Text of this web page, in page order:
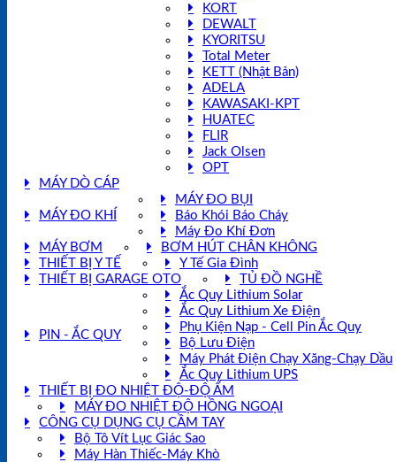
KORT
DEWALT
KYORITSU
Total Meter
KETT (Nhật Bản)
ADELA
KAWASAKI-KPT
HUATEC
FLIR
Jack Olsen
OPT
MÁY DÒ CÁP
MÁY ĐO KHÍ
MÁY ĐO BỤI
Báo Khói Báo Cháy
Máy Đo Khí Đơn
MÁY BƠM
BƠM HÚT CHÂN KHÔNG
THIẾT BỊ Y TẾ
Y Tế Gia Đình
THIẾT BỊ GARAGE OTO
TỦ ĐỒ NGHỀ
PIN - ẮC QUY
Ắc Quy Lithium Solar
Ắc Quy Lithium Xe Điện
Phụ Kiện Nạp - Cell Pin Ắc Quy
Bộ Lưu Điện
Máy Phát Điện Chạy Xăng-Chạy Dầu
Ắc Quy Lithium UPS
THIẾT BỊ ĐO NHIỆT ĐỘ-ĐỘ ẨM
MÁY ĐO NHIỆT ĐỘ HỒNG NGOẠI
CÔNG CỤ DỤNG CỤ CẦM TAY
Bộ Tô Vít Lục Giác Sao
Máy Hàn Thiếc-Máy Khò